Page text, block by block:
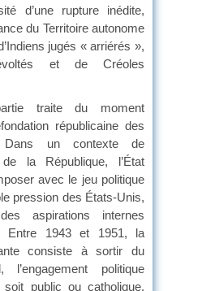
d’une rupture inédite,
du Territoire autonome
jugés « arriérés »,
et de Créoles
traite du moment
républicaine des
Dans un contexte de
de la République, l’État
avec le jeu politique
pression des États-Unis,
aspirations internes
Entre 1943 et 1951, la
consiste à sortir du
l’engagement politique
soit public ou catholique,